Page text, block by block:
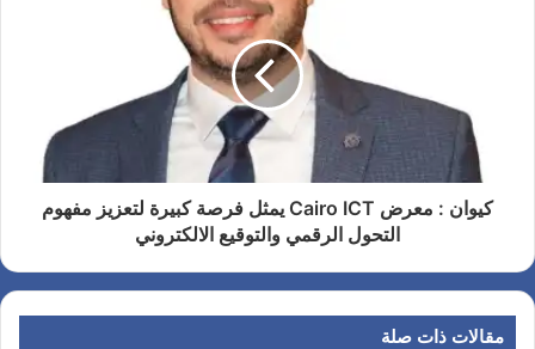
كيوان : معرض Cairo ICT يمثل فرصة كبيرة لتعزيز مفهوم
التحول الرقمي والتوقيع الالكتروني
مقالات ذات صلة